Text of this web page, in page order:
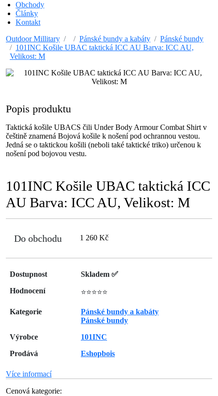
Obchody
Články
Kontakt
Outdoor Millitary
Pánské bundy a kabáty
Pánské bundy
101INC Košile UBAC taktická ICC AU Barva: ICC AU,
Velikost: M
Popis produktu
Taktická košile UBACS čili Under Body Armour Combat Shirt v
češtině znamená Bojová košile k nošení pod ochrannou vestou.
Jedná se o taktickou košili (neboli také taktické triko) určenou k
nošení pod bojovou vestu.
101INC Košile UBAC taktická ICC
AU Barva: ICC AU, Velikost: M
Do obchodu 1 260 Kč
Dostupnost
Skladem ✅
Hodnocení
⭐⭐⭐⭐⭐
Kategorie
Pánské bundy a kabáty
Pánské bundy
Výrobce
101INC
Prodává
Eshopbois
Více informací
Cenová kategorie: